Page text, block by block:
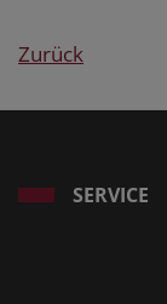
Zurück
SERVICE